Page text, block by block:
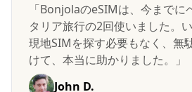
「BonjolaのeSIMは、今までに
タリア旅行の2回使いました。
現地SIMを探す必要もなく、無
けて、本当に助かりました。」
John D.